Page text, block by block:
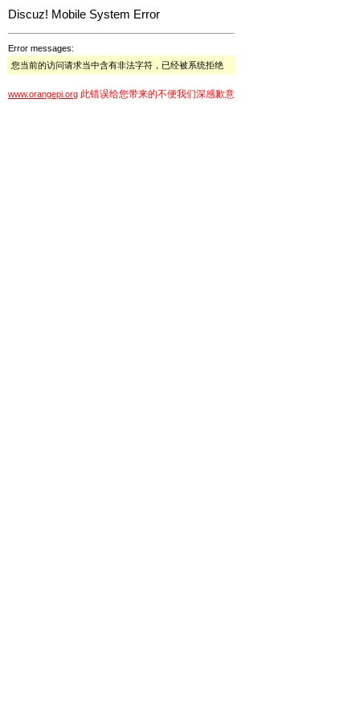
Discuz! Mobile System Error
Error messages:
您当前的访问请求当中含有非法字符，已经被系统拒绝
www.orangepi.org 此错误给您带来的不便我们深感歉意